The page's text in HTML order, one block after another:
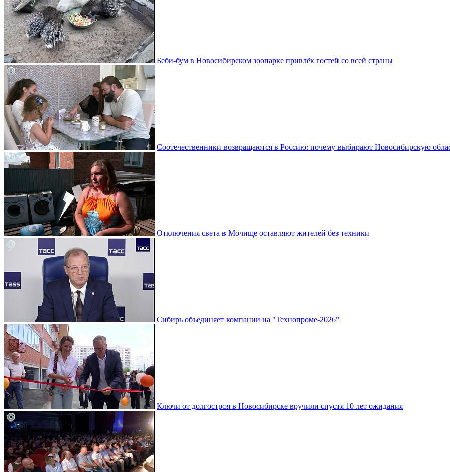
Беби-бум в Новосибирском зоопарке привлёк гостей со всей страны
Соотечественники возвращаются в Россию: почему выбирают Новосибирскую
Отключения света в Мочище оставляют жителей без техники
Сибирь объединяет компании на "Технопроме-2026"
Ключи от долгостроя в Новосибирске вручили спустя 10 лет ожидания